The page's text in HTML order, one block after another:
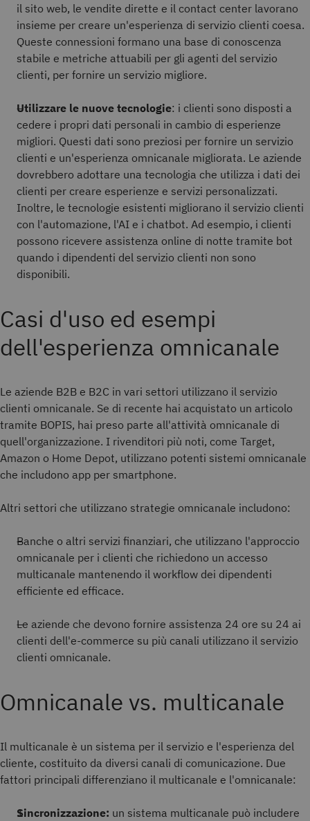
il sito web, le vendite dirette e il contact center lavorano
insieme per creare un'esperienza di servizio clienti coesa.
Queste connessioni formano una base di conoscenza
stabile e metriche attuabili per gli agenti del servizio
clienti, per fornire un servizio migliore.
Utilizzare le nuove tecnologie: i clienti sono disposti a
cedere i propri dati personali in cambio di esperienze
migliori. Questi dati sono preziosi per fornire un servizio
clienti e un'esperienza omnicanale migliorata. Le aziende
dovrebbero adottare una tecnologia che utilizza i dati dei
clienti per creare esperienze e servizi personalizzati.
Inoltre, le tecnologie esistenti migliorano il servizio clienti
con l'automazione, l'AI e i chatbot. Ad esempio, i clienti
possono ricevere assistenza online di notte tramite bot
quando i dipendenti del servizio clienti non sono
disponibili.
Casi d'uso ed esempi
dell'esperienza omnicanale
Le aziende B2B e B2C in vari settori utilizzano il servizio
clienti omnicanale. Se di recente hai acquistato un articolo
tramite BOPIS, hai preso parte all'attività omnicanale di
quell'organizzazione. I rivenditori più noti, come Target,
Amazon o Home Depot, utilizzano potenti sistemi omnicanale
che includono app per smartphone.
Altri settori che utilizzano strategie omnicanale includono:
Banche o altri servizi finanziari, che utilizzano l'approccio
omnicanale per i clienti che richiedono un accesso
multicanale mantenendo il workflow dei dipendenti
efficiente ed efficace.
Le aziende che devono fornire assistenza 24 ore su 24 ai
clienti dell'e-commerce su più canali utilizzano il servizio
clienti omnicanale.
Omnicanale vs. multicanale
Il multicanale è un sistema per il servizio e l'esperienza del
cliente, costituito da diversi canali di comunicazione. Due
fattori principali differenziano il multicanale e l'omnicanale:
Sincronizzazione: un sistema multicanale può includere